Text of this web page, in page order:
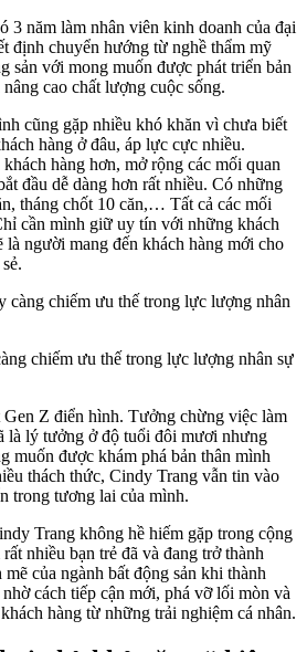
3 năm làm nhân viên kinh doanh của đại
định chuyển hướng từ nghề thẩm mỹ
sản với mong muốn được phát triển bản
cao chất lượng cuộc sống.
cũng gặp nhiều khó khăn vì chưa biết
hàng ở đâu, áp lực cực nhiều.
hàng hơn, mở rộng các mối quan
đầu dễ dàng hơn rất nhiều. Có những
tháng chốt 10 căn,… Tất cả các mối
cần mình giữ uy tín với những khách
là người mang đến khách hàng mới cho
chiếm ưu thế trong lực lượng nhân sự
Z điển hình. Tưởng chừng việc làm
là lý tưởng ở độ tuổi đôi mươi nhưng
muốn được khám phá bản thân mình
thách thức, Cindy Trang vẫn tin vào
trong tương lai của mình.
Trang không hề hiếm gặp trong cộng
nhiều bạn trẻ đã và đang trở thành
của ngành bất động sản khi thành
nhờ cách tiếp cận mới, phá vỡ lối mòn và
hàng từ những trải nghiệm cá nhân.